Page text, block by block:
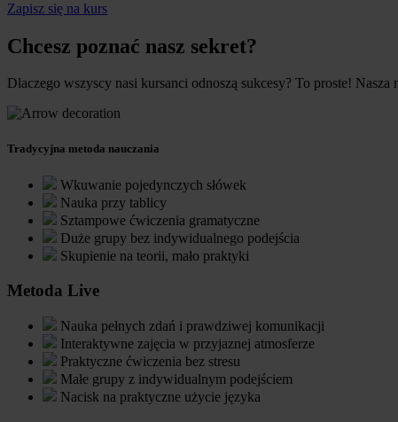
Zapisz się na kurs
Chcesz poznać nasz sekret?
Dlaczego wszyscy nasi kursanci odnoszą sukcesy? To proste!
Tradycyjna metoda nauczania
Wkuwanie pojedynczych słówek
Nauka przy tablicy
Sztampowe ćwiczenia gramatyczne
Duże grupy bez indywidualnego podejścia
Skupienie na teorii, mało praktyki
Metoda Live
Nauka pełnych zdań i prawdziwej komunikacji
Interaktywne zajęcia w przyjaznej atmosferze
Praktyczne ćwiczenia bez stresu
Małe grupy z indywidualnym podejściem
Nacisk na praktyczne użycie języka